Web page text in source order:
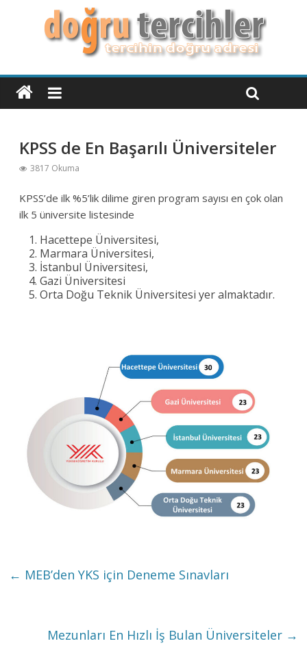
KPSS de En Başarılı Üniversiteler
3817 Okuma
KPSS’de ilk %5’lik dilime giren program sayısı en çok olan
ilk 5 üniversite listesinde
Hacettepe Üniversitesi,
Marmara Üniversitesi,
İstanbul Üniversitesi,
Gazi Üniversitesi
Orta Doğu Teknik Üniversitesi yer almaktadır.
← MEB’den YKS için Deneme Sınavları
Mezunları En Hızlı İş Bulan Üniversiteler →